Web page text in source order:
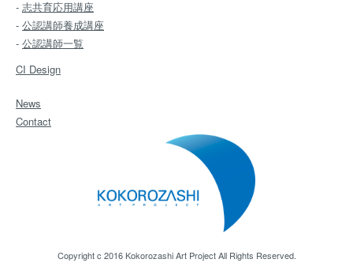
- 志共育応用講座
- 公認講師養成講座
- 公認講師一覧
CI Design
News
Contact
Copyright c 2016 Kokorozashi Art Project All Rights Reserved.